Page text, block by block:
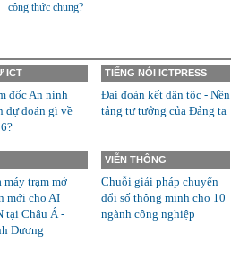
công thức chung?
ICT
đốc An ninh
dự đoán gì về
TIẾNG NÓI ICTPRESS
Đại đoàn kết dân tộc - Nền
tảng tư tưởng của Đảng ta
máy trạm mở
mới cho AI
tại Châu Á -
Dương
VIỄN THÔNG
Chuỗi giải pháp chuyển
đổi số thông minh cho 10
ngành công nghiệp